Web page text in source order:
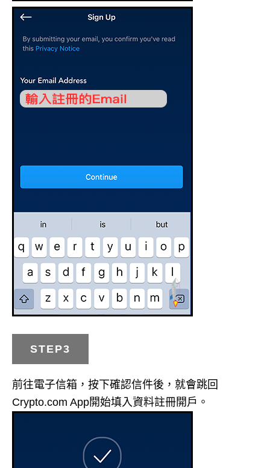
STEP3
前往電子信箱，按下確認信件後，就會跳回
Crypto.com App開始填入資料註冊開戶。